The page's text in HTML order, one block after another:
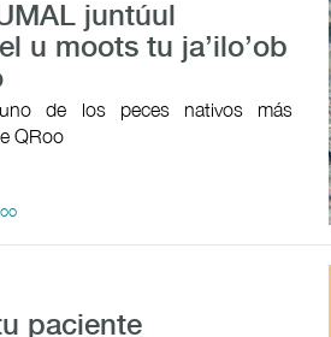
juntúul
u moots tu ja’ilo’ob
uno de los peces nativos más
QRoo
paciente